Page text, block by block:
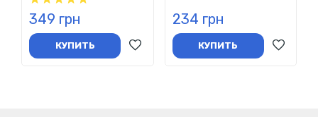
Не забывайте также употреблять изотоник на всем
протяжении дистанции. Чтобы “приучить” организм к
349 грн
КУПИТЬ
234 грн
КУПИТЬ